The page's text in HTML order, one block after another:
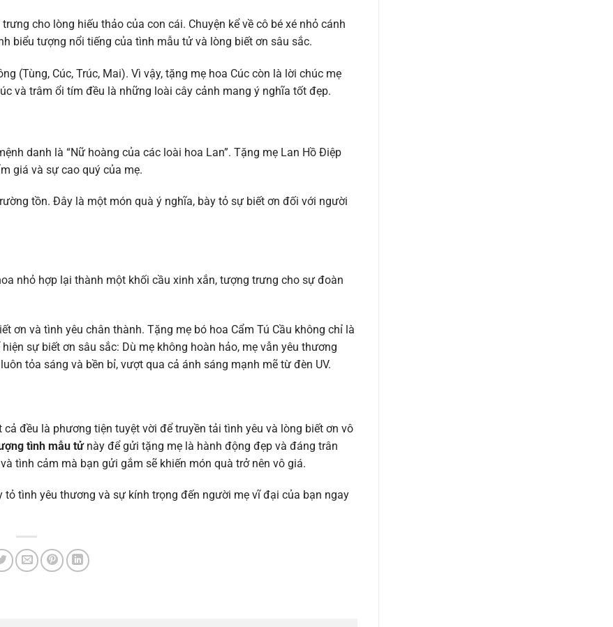
cho lòng hiếu thảo của con cái. Chuyện kể về cô bé xé nhỏ cánh
biểu tượng nổi tiếng của tình mẫu tử và lòng biết ơn sâu sắc.
(Tùng, Cúc, Trúc, Mai). Vì vậy, tặng mẹ hoa Cúc còn là lời chúc mẹ
và trâm ổi tím đều là những loài cây cảnh mang ý nghĩa tốt đẹp.
danh là “Nữ hoàng của các loài hoa Lan”. Tặng mẹ Lan Hồ Điệp
giá và sự cao quý của mẹ.
tồn. Đây là một món quà ý nghĩa, bày tỏ sự biết ơn đối với người
nhỏ hợp lại thành một khối cầu xinh xắn, tượng trưng cho sự đoàn
ơn và tình yêu chân thành. Tặng mẹ bó hoa Cẩm Tú Cầu không chỉ là
sự biết ơn sâu sắc: Dù mẹ không hoàn hảo, mẹ vẫn yêu thương
tỏa sáng và bền bỉ, vượt qua cả ánh sáng mạnh mẽ từ đèn UV.
đều là phương tiện tuyệt vời để truyền tải tình yêu và lòng biết ơn vô
tình mẫu tửnày để gửi tặng mẹ là hành động đẹp và đáng trân
tình cảm mà bạn gửi gắm sẽ khiến món quà trở nên vô giá.
tình yêu thương và sự kính trọng đến người mẹ vĩ đại của bạn ngay